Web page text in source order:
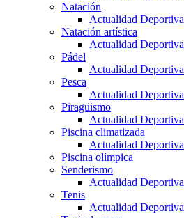
Natación
Actualidad Deportiva
Natación artística
Actualidad Deportiva
Pádel
Actualidad Deportiva
Pesca
Actualidad Deportiva
Piragüismo
Actualidad Deportiva
Piscina climatizada
Actualidad Deportiva
Piscina olímpica
Senderismo
Actualidad Deportiva
Tenis
Actualidad Deportiva